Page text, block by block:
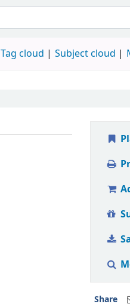
Tag cloud Subject cloud
Share